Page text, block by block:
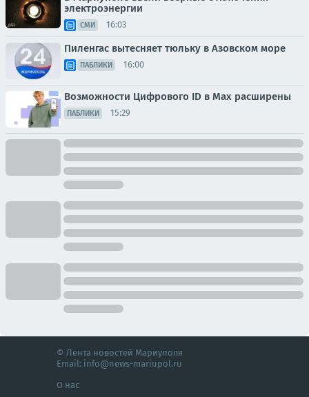
электроэнергии
СМИ 16:03
Пиленгас вытесняет тюльку в Азовском море
ПАБЛИКИ 16:00
Возможности Цифрового ID в Мах расширены
ПАБЛИКИ 15:29
© Лента новостей Мариуполя
Email: info@news-mariupol.ru
О нас